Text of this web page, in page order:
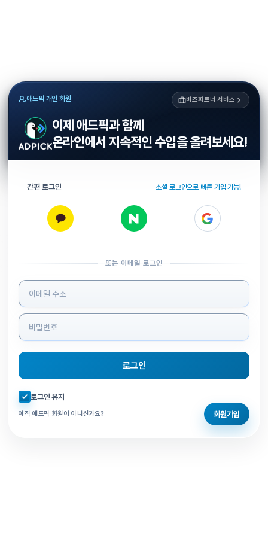
애드픽 개인 회원 비즈파트너 서비스
이제 애드픽과 함께
온라인에서 지속적인 수입을 올려보세요!
간편 로그인 소셜 로그인으로 빠른 가입 가능!
또는 이메일 로그인
로그인 정보 입력
로그인
자동로그인 체크
로그인 유지
아직 애드픽 회원이 아니신가요? 회원가입